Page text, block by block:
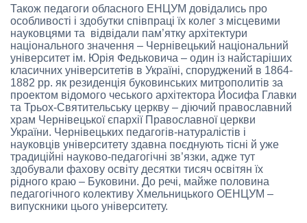
Також педагоги обласного ЕНЦУМ довідались про
особливості і здобутки співпраці їх колег з місцевими
науковцями та відвідали пам’ятку архітектури
національного значення – Чернівецький національний
університет ім. Юрія Федьковича – один із найстаріших
класичних університетів в Україні, споруджений в 1864-
1882 рр. як резиденція буковинських митрополитів за
проектом відомого чеського архітектора Йосифа Главки
та Трьох-Святительську церкву – діючий православний
храм Чернівецької єпархії Православної церкви
України. Чернівецьких педагогів-натуралістів і
науковців університету здавна поєднують тісні й уже
традиційні науково-педагогічні зв’язки, адже тут
здобували фахову освіту десятки тисяч освітян їх
рідного краю – Буковини. До речі, майже половина
педагогічного колективу Хмельницького ОЕНЦУМ –
випускники цього університету.